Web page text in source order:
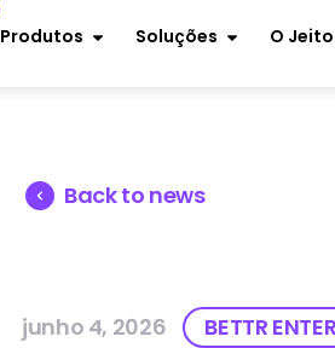
Produtos Soluções O
Back to news
junho 4, 2026 BETTR